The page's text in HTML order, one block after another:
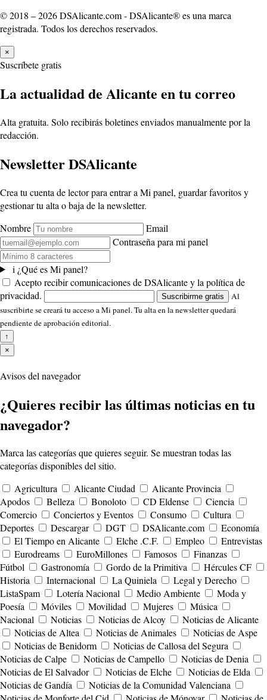
© 2018 – 2026 DSAlicante.com - DSAlicante® es una marca
registrada. Todos los derechos reservados.
×
Suscríbete gratis
La actualidad de Alicante en tu correo
Alta gratuita. Solo recibirás boletines enviados manualmente por la
redacción.
Newsletter DSAlicante
Crea tu cuenta de lector para entrar a Mi panel, guardar favoritos y
gestionar tu alta o baja de la newsletter.
Nombre
Email
Contraseña para mi panel
i ¿Qué es Mi panel?
Acepto recibir comunicaciones de DSAlicante y la política de
privacidad.
Suscribirme gratis
Al
suscribirte se creará tu acceso a Mi panel. Tu alta en la newsletter quedará
pendiente de aprobación editorial.
↑
×
Avisos del navegador
¿Quieres recibir las últimas noticias en tu
navegador?
Marca las categorías que quieres seguir. Se muestran todas las
categorías disponibles del sitio.
Agricultura
Alicante Ciudad
Alicante Provincia
Apodos
Belleza Bonoloto CD Eldense
Ciencia
Comercio
Conciertos y Eventos Consumo
Cultura
Deportes
Descargar DGT DSAlicante.com
Economía
El Tiempo en Alicante
Elche .C.F. Empleo
Entrevistas
Eurodreams
EuroMillones Famosos
Finanzas
Fútbol
Gastronomía Gordo de la Primitiva
Hércules CF
Historia
Internacional La Quiniela
Legal y Derecho
ListaSpam
Lotería Nacional Medio Ambiente
Moda y
Poesía
Móviles Movilidad Mujeres
Música
Nacional
Noticias Noticias de Alcoy
Noticias de Alicante
Noticias de Altea
Noticias de Animales
Noticias de Aspe
Noticias de Benidorm
Noticias de Callosa del Segura
Noticias de Calpe
Noticias de Campello
Noticias de Denia
Noticias de El Salvador
Noticias de Elche
Noticias de Elda
Noticias de Gandía
Noticias de la Comunidad Valenciana